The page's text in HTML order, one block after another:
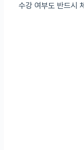
수강 여부도 반드시